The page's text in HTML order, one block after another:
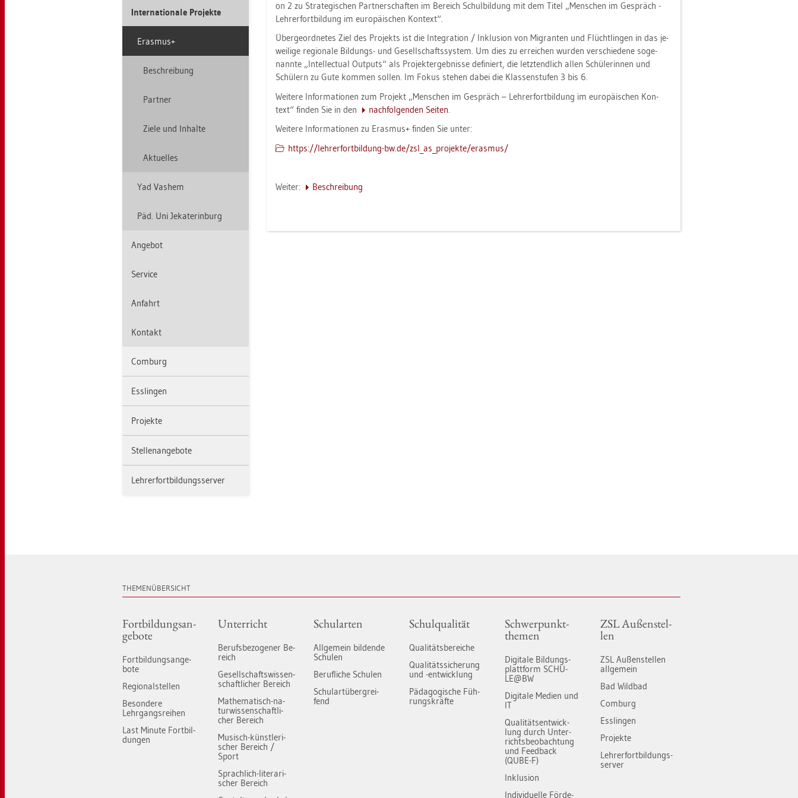
In­ter­na­tio­na­le Pro­jek­te
Eras­mus+
Be­schrei­bung
Part­ner
Ziele und In­hal­te
Ak­tu­el­les
Yad Vas­hem
Päd. Uni Je­ka­te­r­in­burg
An­ge­bot
Ser­vice
An­fahrt
Kon­takt
Com­burg
Ess­lin­gen
Pro­jek­te
Stel­len­an­ge­bo­te
Leh­rer­fort­bil­dungs­ser­ver
on 2 zu Stra­te­gi­schen Part­ner­schaf­ten im Be­reich Schul­bil­dung mit dem Titel „Men­schen im Ge­spräch -
Leh­rer­fort­bil­dung im eu­ro­päi­schen Kon­text“.
Über­ge­ord­ne­tes Ziel des Pro­jekts ist die In­te­gra­ti­on / In­klu­si­on von Mi­gran­ten und Flücht­lin­gen in das je­
wei­li­ge re­gio­na­le Bil­dungs- und Ge­sell­schafts­sys­tem. Um dies zu er­rei­chen wur­den ver­schie­de­ne so­ge­
nann­te „In­tel­lec­tu­al Out­puts“ als Pro­jekt­er­geb­nis­se de­fi­niert, die letzt­end­lich allen Schü­le­rin­nen und
Schü­lern zu Gute kom­men sol­len. Im Fokus ste­hen dabei die Klas­sen­stu­fen 3 bis 6.
Wei­te­re In­for­ma­tio­nen zum Pro­jekt „Men­schen im Ge­spräch – Leh­rer­fort­bil­dung im eu­ro­päi­schen Kon­
text“ fin­den Sie in den
nach­fol­gen­den Sei­ten.
Wei­te­re In­for­ma­tio­nen zu Eras­mus+ fin­den Sie unter:
https://​leh​rerf​ortb​ildu​ng-​bw.​de/​zsl_​as_​projekte/​erasmus/
Wei­ter: Be­schrei­bung
THE­MEN­ÜBER­SICHT
Fort­bil­dungs­an­
ge­bo­te
Fort­bil­dungs­an­ge­
bo­te
Re­gio­nal­stel­len
Be­son­de­re
Lehr­gangs­rei­hen
Last Mi­nu­te Fort­bil­
dun­gen
Un­ter­richt
Be­rufs­be­zo­ge­ner Be­
reich
Ge­sell­schafts­wis­sen­
schaft­li­cher Be­reich
Ma­the­ma­tisch-na­
tur­wis­sen­schaft­li­
cher Be­reich
Mu­sisch-künst­le­ri­
scher Be­reich /
Sport
Sprach­lich-li­te­ra­ri­
scher Be­reich
Schul­ar­ten
All­ge­mein bil­den­de
Schu­len
Be­ruf­li­che Schu­len
Schul­art­über­grei­
fend
Schul­qua­li­tät
Qua­li­täts­be­rei­che
Qua­li­täts­si­che­rung
und -ent­wick­lung
Päd­ago­gi­sche Füh­
rungs­kräf­te
Schwer­punkt­
the­men
Di­gi­ta­le Bil­dungs­
platt­form SCHU­
LE@BW
Di­gi­ta­le Me­di­en und
IT
Qua­li­täts­ent­wick­
lung durch Un­ter­
richts­be­ob­ach­tung
und Feed­back
(QUBE-F)
In­klu­si­on
In­di­vi­du­el­le För­de­
ZSL Au­ßen­stel­
len
ZSL Au­ßen­stel­len
all­ge­mein
Bad Wild­bad
Com­burg
Ess­lin­gen
Pro­jek­te
Leh­rer­fort­bil­dungs-
ser­ver